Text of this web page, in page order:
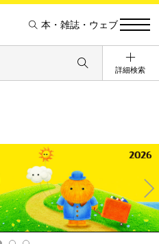
本・雑誌・ウェブ
詳細検索
Ne
xt